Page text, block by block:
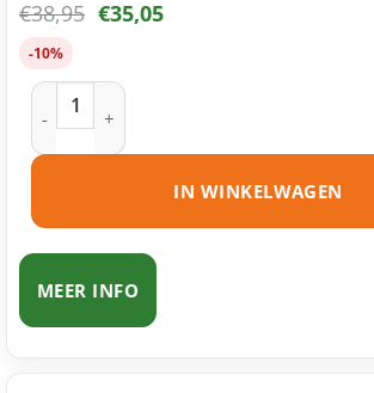
€38,95 €35,05
-10%
Brother TN-130 toner geel huismerk aantal
IN WINKELWAGEN
MEER INFO